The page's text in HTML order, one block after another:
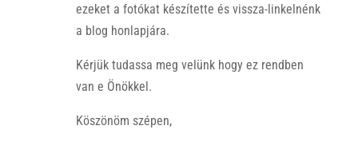
ezeket a fotókat készítette és vissza-linkelnénk
a blog honlapjára.
Kérjük tudassa meg velünk hogy ez rendben
van e Önökkel.
Köszönöm szépen,